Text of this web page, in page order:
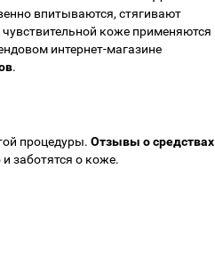
впитываются, стягивают
коже применяются
интернет-магазине
.
процедуры. Отзывы о средствах
заботятся о коже.